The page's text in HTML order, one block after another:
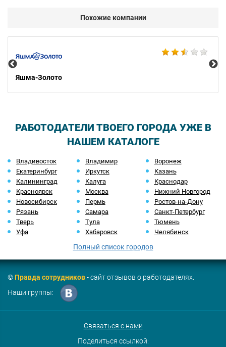
Похожие компании
Яшма-Золото
РАБОТОДАТЕЛИ ТВОЕГО ГОРОДА УЖЕ В
НАШЕМ КАТАЛОГЕ
Владивосток Владимир
Воронеж
Екатеринбург
Иркутск
Казань
Калининград
Калуга
Краснодар
Красноярск
Москва
Нижний Новгород
Новосибирск
Пермь
Ростов-на-Дону
Рязань
Самара
Санкт-Петербург
Тверь
Тула
Тюмень
Уфа
Хабаровск Челябинск
Полный список городов
©Правда сотрудников- сайт отзывов о работодателях.
Наши группы:
Связаться с нами
Поделиться ссылкой: